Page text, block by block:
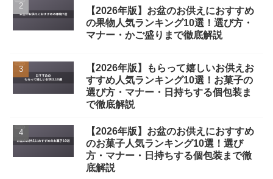
【2026年版】お盆のお供えにおすすめ
の果物人気ランキング10選！選び方・
マナー・かご盛りまで徹底解説
【2026年版】もらって嬉しいお供えお
すすめ人気ランキング10選！お菓子の
選び方・マナー・日持ちする個包装ま
で徹底解説
【2026年版】お盆のお供えにおすすめ
のお菓子人気ランキング10選！選び
方・マナー・日持ちする個包装まで徹
底解説